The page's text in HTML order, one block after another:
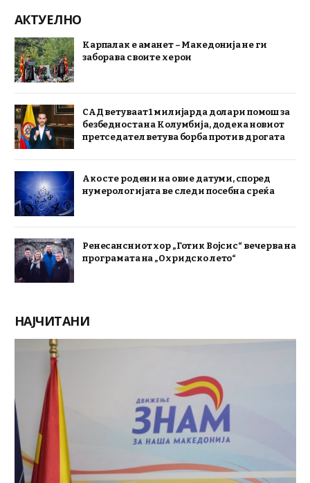
АКТУЕЛНО
Карпалак е аманет – Македонија не ги
заборава своите херои
САД ветуваат 1 милијарда долари помош за
безбедноста на Колумбија, додека новиот
претседател ветува борба против дрогата
Ако сте родени на овие датуми, според
нумерологијата ве следи посебна среќа
Ренесансниот хор „Готик Војсис“ вечерва на
програмата на „Охридско лето“
НАЈЧИТАНИ